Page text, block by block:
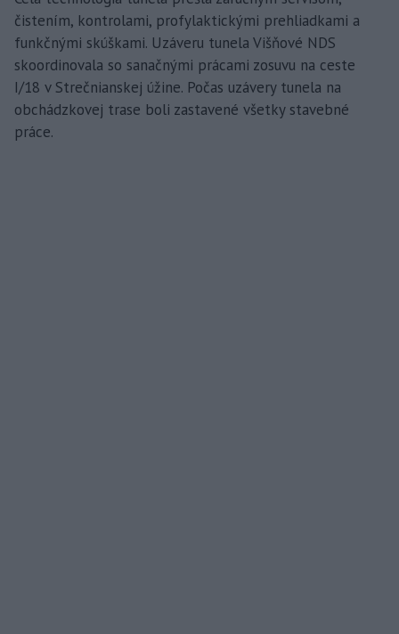
čistením, kontrolami, profylaktickými prehliadkami a
funkčnými skúškami. Uzáveru tunela Višňové NDS
skoordinovala so sanačnými prácami zosuvu na ceste
I/18 v Strečnianskej úžine. Počas uzávery tunela na
obchádzkovej trase boli zastavené všetky stavebné
práce.